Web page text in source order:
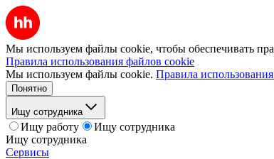
Мы используем файлы cookie, чтобы обеспечивать
Правила использования файлов cookie
Мы используем файлы cookie. Правила
Понятно
Ищу сотрудника
Ищу работу
Ищу сотрудника
Ищу сотрудника
Сервисы